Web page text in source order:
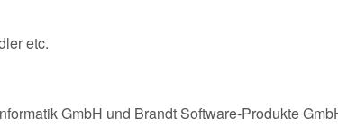
etc.
GmbH und Brandt Software-Produkte